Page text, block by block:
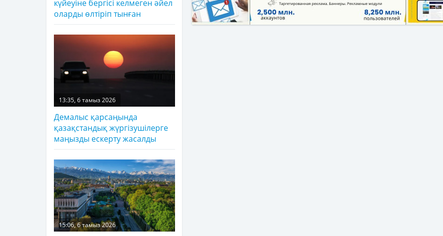
күйеуіне бергісі келмеген әйел
оларды өлтіріп тынған
13:35, 6 тамыз 2026
Демалыс қарсаңында
қазақстандық жүргізушілерге
маңызды ескерту жасалды
15:06, 6 тамыз 2026